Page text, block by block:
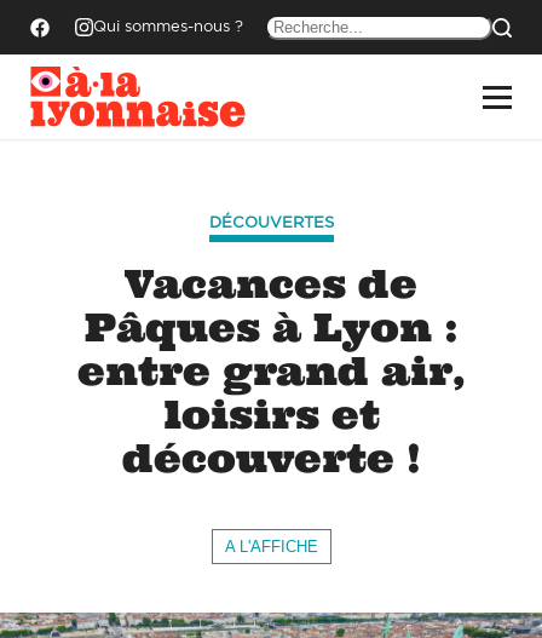
Qui sommes-nous ?
DÉCOUVERTES
Vacances de
Pâques à Lyon :
entre grand air,
loisirs et
découverte !
A L'AFFICHE